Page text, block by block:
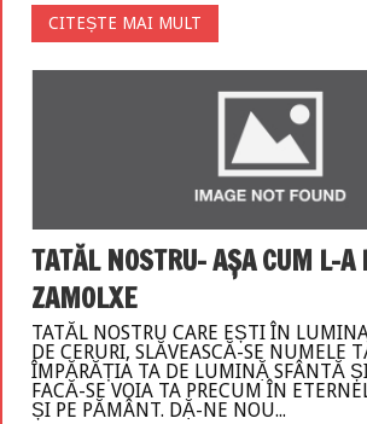
CITEȘTE MAI MULT
TATĂL NOSTRU- AȘA CUM L-A
ZAMOLXE
TATĂL NOSTRU CARE EȘTI ÎN
DE CERURI, SLĂVEASCĂ-SE NUMELE
ÎMPĂRĂȚIA TA DE LUMINẶ SFÂNTĂ
FACĂ-SE VOIA TA PRECUM ÎN
ȘI PE PĂMÂNT. DẶ-NE NOU...